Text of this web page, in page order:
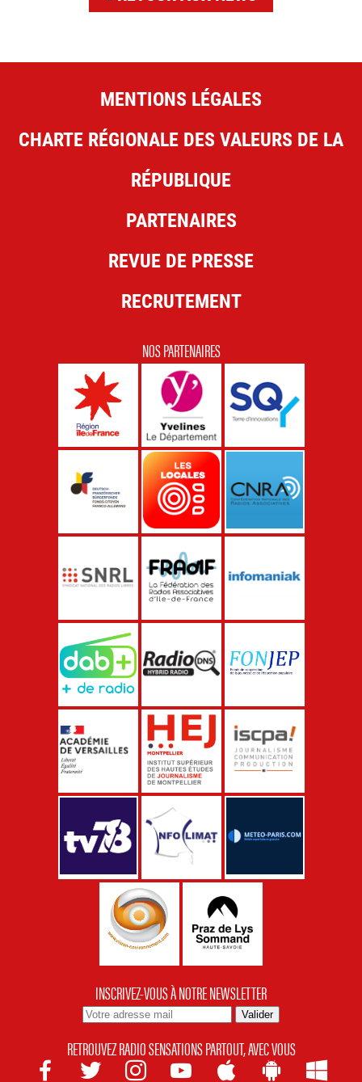
MENTIONS LÉGALES
CHARTE RÉGIONALE DES VALEURS DE LA
RÉPUBLIQUE
PARTENAIRES
REVUE DE PRESSE
RECRUTEMENT
NOS PARTENAIRES
INSCRIVEZ-VOUS À NOTRE NEWSLETTER
RETROUVEZ RADIO SENSATIONS PARTOUT, AVEC VOUS
      